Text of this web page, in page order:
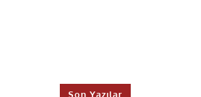
Son Yazılar